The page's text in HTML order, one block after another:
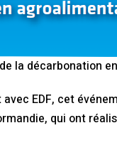
de la décarbonation
EDF, cet
qui ont